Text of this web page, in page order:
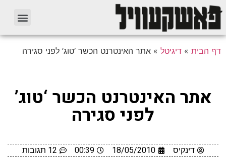
דף הבית » דיגיטל » אתר האינטרנט הכשר ‘טוג’ לפני סגירה
אתר האינטרנט הכשר ‘טוג’
לפני סגירה
דינקיס 18/05/2010
00:39 12 תגובות